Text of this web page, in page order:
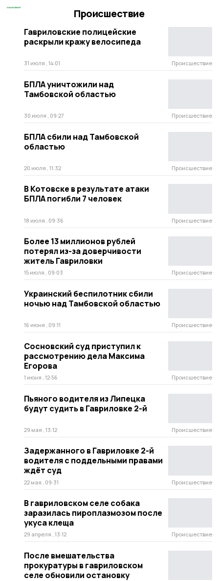
Происшествие
Гавриловские полицейские
раскрыли кражу велосипеда
31 июля , 14:01 Происшествие
БПЛА уничтожили над
Тамбовской областью
30 июля , 09:27 Происшествие
БПЛА сбили над Тамбовской
областью
20 июля , 11:32 Происшествие
В Котовске в результате атаки
БПЛА погибли 7 человек
18 июля , 09:36 Происшествие
Более 13 миллионов рублей
потерял из-за доверчивости
житель Гавриловки
15 июля , 09:03 Происшествие
Украинский беспилотник сбили
ночью над Тамбовской областью
16 июня , 09:11 Происшествие
Сосновский суд приступил к
рассмотрению дела Максима
Егорова
1 июня , 12:56 Происшествие
Пьяного водителя из Липецка
будут судить в Гавриловке 2-й
29 мая , 13:12 Происшествие
Задержанного в Гавриловке 2-й
водителя с поддельными правами
ждёт суд
22 мая , 09:31 Происшествие
В гавриловском селе собака
заразилась пироплазмозом после
укуса клеща
29 апреля , 13:12 Происшествие
После вмешательства
прокуратуры в гавриловском
селе обновили остановку